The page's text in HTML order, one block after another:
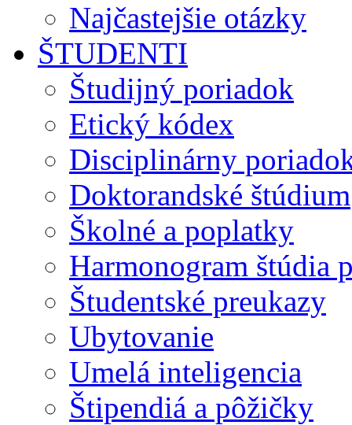
Najčastejšie otázky
ŠTUDENTI
Študijný poriadok
Etický kódex
Disciplinárny
Doktorandské štúdium
Školné a poplatky
Harmonogram štúdia
Študentské preukazy
Ubytovanie
Umelá inteligencia
Štipendiá a pôžičky